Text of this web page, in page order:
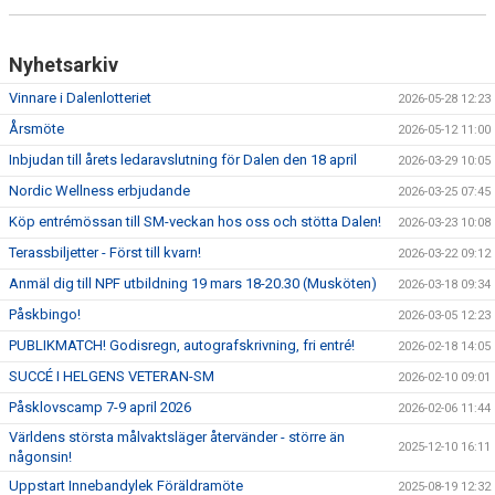
Nyhetsarkiv
Vinnare i Dalenlotteriet 2026-05-28 12:23
Årsmöte 2026-05-12 11:00
Inbjudan till årets ledaravslutning för Dalen den 18 april 2026-03-29 10:05
Nordic Wellness erbjudande 2026-03-25 07:45
Köp entrémössan till SM-veckan hos oss och stötta Dalen! 2026-03-23 10:08
Terassbiljetter - Först till kvarn! 2026-03-22 09:12
Anmäl dig till NPF utbildning 19 mars 18-20.30 (Musköten) 2026-03-18 09:34
Påskbingo! 2026-03-05 12:23
PUBLIKMATCH! Godisregn, autografskrivning, fri entré! 2026-02-18 14:05
SUCCÉ I HELGENS VETERAN-SM 2026-02-10 09:01
Påsklovscamp 7-9 april 2026 2026-02-06 11:44
Världens största målvaktsläger återvänder - större än
någonsin!
2025-12-10 16:11
Uppstart Innebandylek Föräldramöte 2025-08-19 12:32